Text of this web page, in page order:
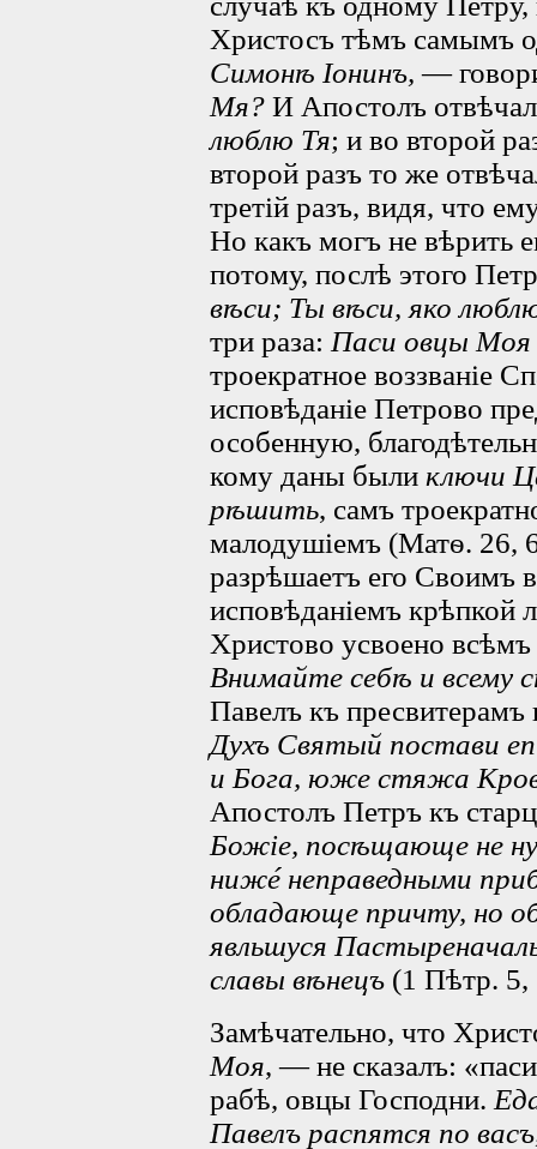
Христосъ тѣмъ самымъ
Симонѣ Іонинъ, —
Мя? И Апостолъ
люблю Тя; и во второй
второй разъ то же
третій разъ, видя, что
Но какъ могъ не вѣрить
потому, послѣ этого
вѣси; Ты вѣси, яко
три раза: Паси овцы Моя
троекратное воззваніе
исповѣданіе Петрово
особенную,
кому даны были ключи
рѣшить, самъ
малодушіемъ (Матѳ. 26,
разрѣшаетъ его Своимъ
исповѣданіемъ крѣпкой
Христово усвоено
Внимайте себѣ и всему
Павелъ къ
Духъ Святый постави
и Бога, юже стяжа
Апостолъ Петръ къ
Божіе, посѣщающе не
нижé неправедными
обладающе причту, но
явльшуся
славы вѣнецъ (1 Пѣтр. 5,
Замѣчательно, что
Моя, — не сказалъ:
рабѣ, овцы Господни.
Павелъ распятся по